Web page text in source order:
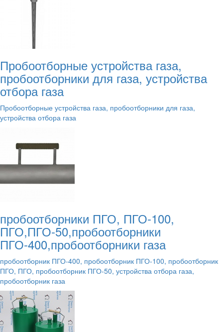
Пробоотборные устройства газа,
пробоотборники для газа, устройства
отбора газа
Пробоотборные устройства газа, пробоотборники для газа,
устройства отбора газа
пробоотборники ПГО, ПГО-100,
ПГО,ПГО-50,пробоотборники
ПГО-400,пробоотборники газа
пробоотборник ПГО-400, пробоотборник ПГО-100, пробоотборник
ПГО, ПГО, пробоотборник ПГО-50, устройства отбора газа,
пробоотборник газа